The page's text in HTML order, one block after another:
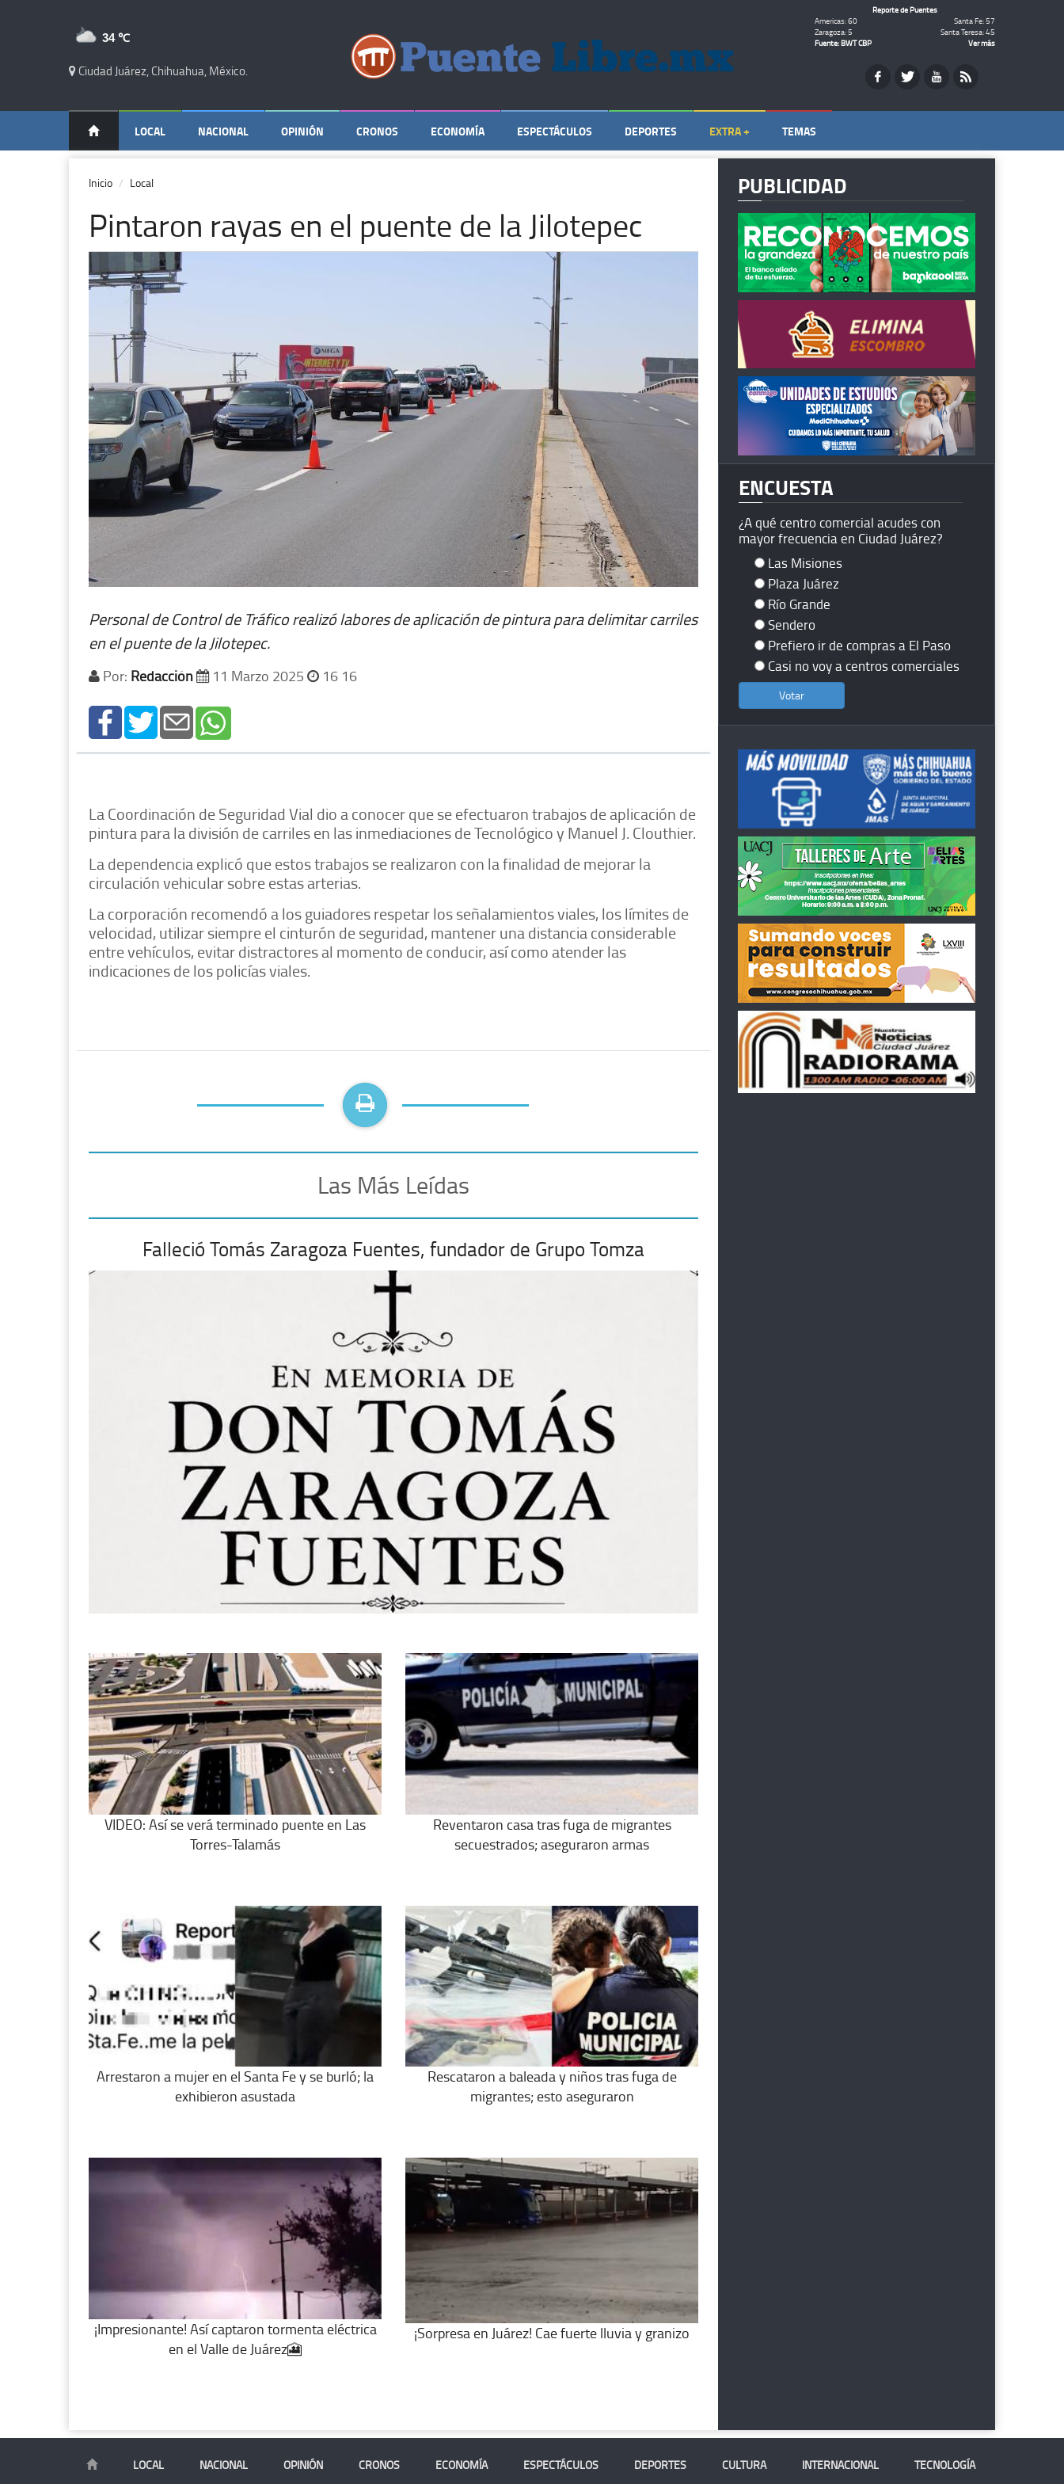
34 ℃
Ciudad Juárez, Chihuahua, México.
Reporte de Puentes
Americas: 60
Santa Fe: 57
Zaragoza: 5
Santa Teresa: 45
Fuente: BWT CBP
Ver más
LOCAL NACIONAL OPINIÓN CRONOS ECONOMÍA ESPECTÁCULOS DEPORTES EXTRA + TEMAS
Inicio Local
Pintaron rayas en el puente de la Jilotepec
Personal de Control de Tráfico realizó labores de aplicación de pintura para delimitar carriles
en el puente de la Jilotepec.
Por: Redacción 11 Marzo 2025 16 16
La Coordinación de Seguridad Vial dio a conocer que se efectuaron trabajos de aplicación de
pintura para la división de carriles en las inmediaciones de Tecnológico y Manuel J. Clouthier.
La dependencia explicó que estos trabajos se realizaron con la finalidad de mejorar la
circulación vehicular sobre estas arterias.
La corporación recomendó a los guiadores respetar los señalamientos viales, los límites de
velocidad, utilizar siempre el cinturón de seguridad, mantener una distancia considerable
entre vehículos, evitar distractores al momento de conducir, así como atender las
indicaciones de los policías viales.
Las Más Leídas
Falleció Tomás Zaragoza Fuentes, fundador de Grupo Tomza
VIDEO: Así se verá terminado puente en Las
Torres-Talamás
Reventaron casa tras fuga de migrantes
secuestrados; aseguraron armas
Arrestaron a mujer en el Santa Fe y se burló; la
exhibieron asustada
Rescataron a baleada y niños tras fuga de
migrantes; esto aseguraron
¡Impresionante! Así captaron tormenta eléctrica
en el Valle de Juárez🎦
¡Sorpresa en Juárez! Cae fuerte lluvia y granizo
PUBLICIDAD
ENCUESTA
¿A qué centro comercial acudes con
mayor frecuencia en Ciudad Juárez?
Las Misiones
Plaza Juárez
Río Grande
Sendero
Prefiero ir de compras a El Paso
Casi no voy a centros comerciales
LOCAL NACIONAL OPINIÓN CRONOS ECONOMÍA ESPECTÁCULOS DEPORTES CULTURA INTERNACIONAL TECNOLOGÍA